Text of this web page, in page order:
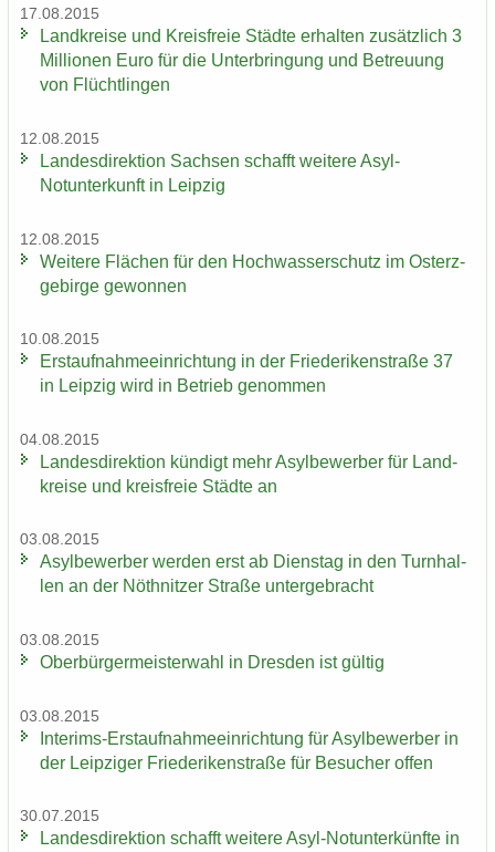
17.08.2015
Land­krei­se und Kreis­freie Städ­te er­hal­ten zu­sätz­lich 3
Mil­lio­nen Euro für die Un­ter­brin­gung und Be­treu­ung
von Flücht­lin­gen
12.08.2015
Lan­des­di­rek­ti­on Sach­sen schafft wei­te­re Asyl-​
Notunterkunft in Leip­zig
12.08.2015
Wei­te­re Flä­chen für den Hoch­was­ser­schutz im Ost­erz­
ge­bir­ge ge­won­nen
10.08.2015
Erst­auf­nah­me­ein­rich­tung in der Frie­de­ri­ken­stra­ße 37
in Leip­zig wird in Be­trieb ge­nom­men
04.08.2015
Lan­des­di­rek­ti­on kün­digt mehr Asyl­be­wer­ber für Land­
krei­se und kreis­freie Städ­te an
03.08.2015
Asyl­be­wer­ber wer­den erst ab Diens­tag in den Turn­hal­
len an der Nö­th­nit­zer Stra­ße un­ter­ge­bracht
03.08.2015
Ober­bür­ger­meis­ter­wahl in Dres­den ist gül­tig
03.08.2015
Interims-​Erstaufnahmeeinrichtung für Asyl­be­wer­ber in
der Leip­zi­ger Frie­de­ri­ken­stra­ße für Be­su­cher offen
30.07.2015
Lan­des­di­rek­ti­on schafft wei­te­re Asyl-​Notunterkünfte in